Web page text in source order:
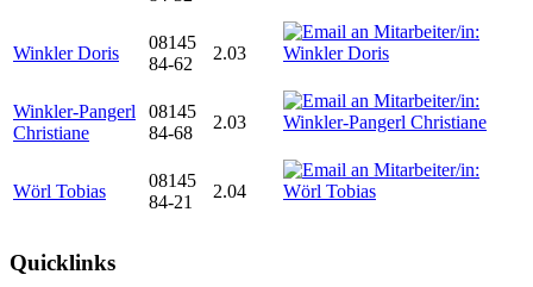
Winkler Doris
08145
84-62
2.03
Winkler-Pangerl
Christiane
08145
84-68
2.03
Wörl Tobias
08145
84-21
2.04
Quicklinks